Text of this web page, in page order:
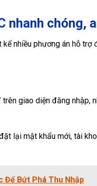
nhanh chóng,
nhiều phương án hỗ
trên giao diện đăng
lại mật khẩu mới, tài
Để Bứt Phá Thu Nhập